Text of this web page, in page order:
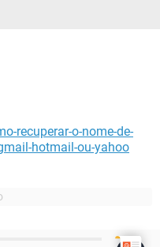
recuperar-o-nome-de-
hotmail-ou-yahoo